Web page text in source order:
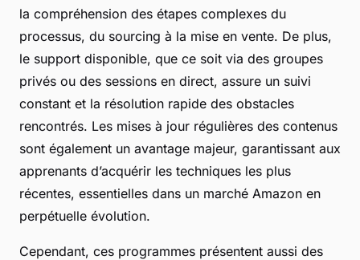
la compréhension des étapes complexes du
processus, du sourcing à la mise en vente. De plus,
le support disponible, que ce soit via des groupes
privés ou des sessions en direct, assure un suivi
constant et la résolution rapide des obstacles
rencontrés. Les mises à jour régulières des contenus
sont également un avantage majeur, garantissant aux
apprenants d’acquérir les techniques les plus
récentes, essentielles dans un marché Amazon en
perpétuelle évolution.
Cependant, ces programmes présentent aussi des